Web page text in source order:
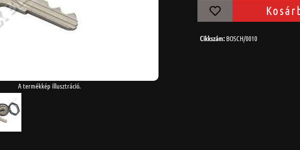
A termékkép illusztráció.
Cikkszám: BOSCH/0010